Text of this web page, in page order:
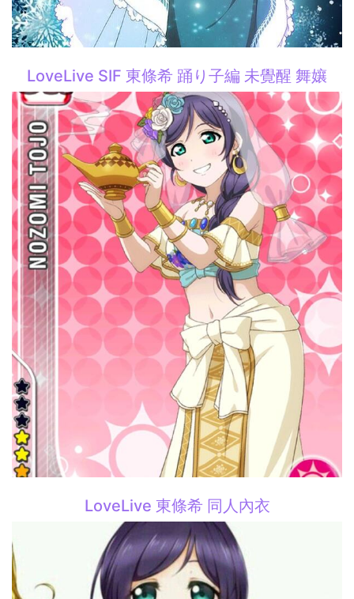
LoveLive SIF 東條希 踊り子編 未覺醒 舞孃
LoveLive 東條希 同人內衣